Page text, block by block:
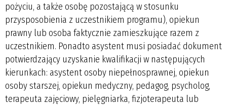
pożyciu, a także osobę pozostającą w stosunku
przysposobienia z uczestnikiem programu), opiekun
prawny lub osoba faktycznie zamieszkujące razem z
uczestnikiem. Ponadto asystent musi posiadać dokument
potwierdzający uzyskanie kwalifikacji w następujących
kierunkach: asystent osoby niepełnosprawnej, opiekun
osoby starszej, opiekun medyczny, pedagog, psycholog,
terapeuta zajęciowy, pielęgniarka, fizjoterapeuta lub